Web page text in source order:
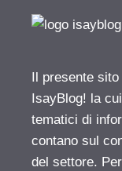
Il presente
IsayBlog! la
tematici di
contano sul
del settore.